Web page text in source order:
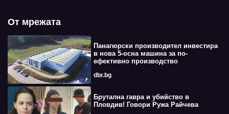
От мрежата
Панагюрски производител инвестира
в нова 5-осна машина за по-
ефективно производство
dbr.bg
Брутална гавра и убийство в
Пловдив! Говори Ружа Райчева